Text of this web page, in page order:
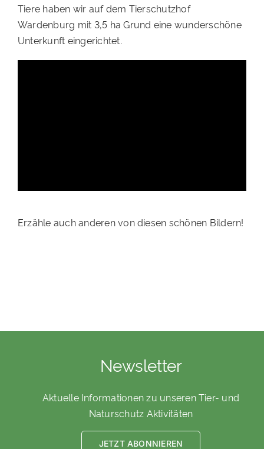
PATENSCHAFTEN
HELFER WERDEN
RATGEBER
Tiere haben wir auf dem Tierschutzhof
Wardenburg mit 3,5 ha Grund eine wunderschöne
Unterkunft eingerichtet.
Erzähle auch anderen von diesen schönen Bildern!
Newsletter
Aktuelle Informationen zu unseren Tier- und
Naturschutz Aktivitäten
JETZT ABONNIEREN